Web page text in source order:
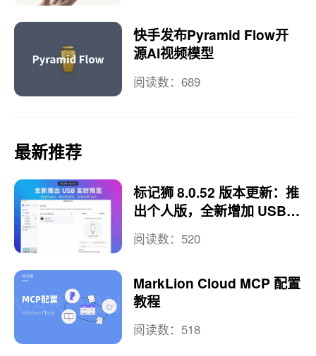
快手发布Pyramid Flow开
源AI视频模型
阅读数：689
最新推荐
标记狮 8.0.52 版本更新：推
出个人版，全新增加 USB
实时预览
阅读数：520
MarkLion Cloud MCP 配置
教程
阅读数：518